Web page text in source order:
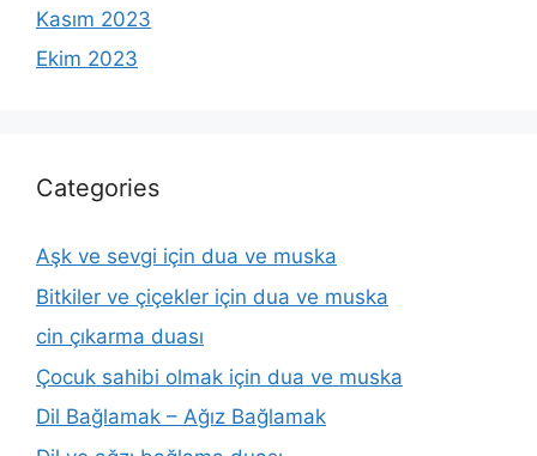
Kasım 2023
Ekim 2023
Categories
Aşk ve sevgi için dua ve muska
Bitkiler ve çiçekler için dua ve muska
cin çıkarma duası
Çocuk sahibi olmak için dua ve muska
Dil Bağlamak – Ağız Bağlamak